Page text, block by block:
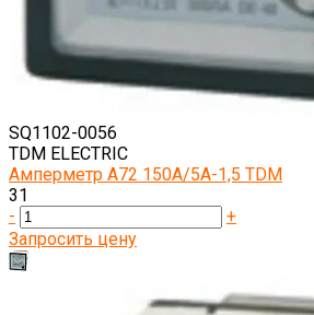
SQ1102-0056
TDM ELECTRIC
Амперметр А72 150А/5А-1,5 TDM
31
-
+
Запросить цену